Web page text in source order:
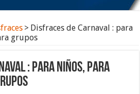
> Disfraces de Carnaval : para
grupos
: para niños, para